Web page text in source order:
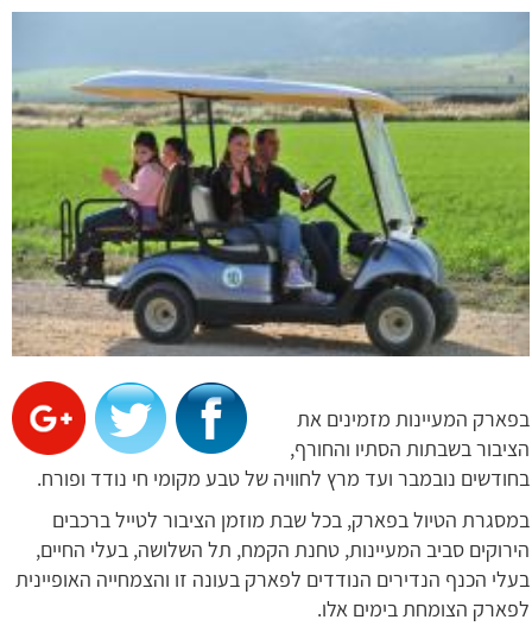
בפארק המעיינות מזמינים את
הציבור בשבתות הסתיו והחורף,
בחודשים נובמבר ועד מרץ לחוויה של טבע מקומי חי נודד ופורח.
במסגרת הטיול בפארק, בכל שבת מוזמן הציבור לטייל ברכבים
הירוקים סביב המעיינות, טחנת הקמח, תל השלושה, בעלי החיים,
בעלי הכנף הנדירים הנודדים לפארק בעונה זו והצמחייה האופיינית
לפארק הצומחת בימים אלו.